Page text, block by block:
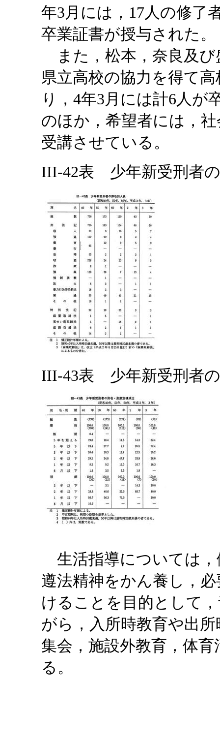
年3月には，17人の修了
卒業証書が授与された。
また，松本，奈良及び
県立高校の協力を得て
り，4年3月には計6人が
のほか，希望者には，
受講させている。
III-42表 少年新受刑者
III-43表 少年新受刑者
生活指導については，
遵法精神をかん養し，
けることを目的として
がら，入所時教育や出
集会，施設外教育，体
る。